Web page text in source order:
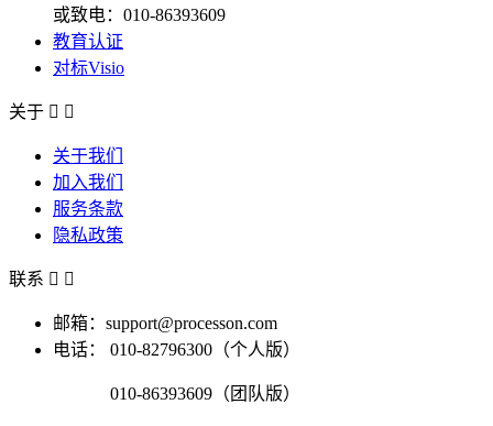
或致电：010-86393609
教育认证
对标Visio
关于  
关于我们
加入我们
服务条款
隐私政策
联系  
邮箱：support@processon.com
电话：
010-82796300（个人版）
010-86393609（团队版）